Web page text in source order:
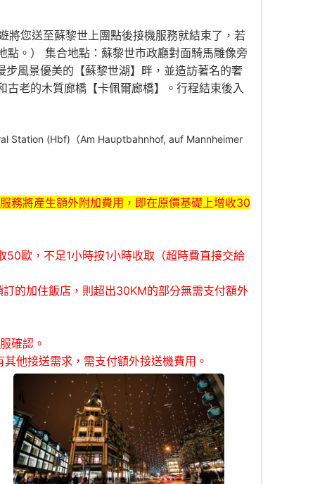
將您送至蘇黎世上團點後接機服務就結束了，若
。） 集合地點：蘇黎世市政廳對面騎馬雕像旁
風景優美的【蘇黎世湖】畔，並造訪著名的奢
老的木質廊橋【卡佩爾廊橋】。行程結束後入
Station (Hbf)（Am Hauptbahnhof, auf Mannheimer
務將產生額外附加費用，即在原價基礎上增收30
歐，不足1小時按1小時收取（超時費直接交給
的加住飯店，則超出30KM的部分無需支付額外
確認。
他接送需求，需支付額外接送機費用。